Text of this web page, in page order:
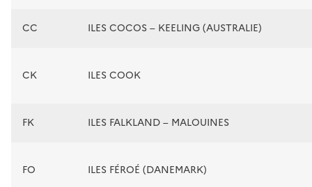
CC ILES COCOS – KEELING (AUSTRALIE)
CK ILES COOK
FK ILES FALKLAND – MALOUINES
FO ILES FÉROÉ (DANEMARK)